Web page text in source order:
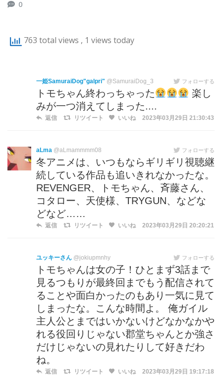
0
763 total views , 1 views today
一姫SamuraiDog"galpri" @SamuraiDog_3 フォローする
トモちゃん終わっちゃった
楽し
みが一つ消えてしまった....
返信 リツイート いいね 2023年03月29日 21:30:43
aLma @aLmammmm08 フォローする
冬アニメは、いつもならギリギリ視聴継
続している作品も追いきれなかったな。
REVENGER、トモちゃん、斉藤さん、
コタロー、天使様、TRYGUN、などな
どなど……
返信 リツイート いいね 2023年03月29日 20:20:21
ユッキーさん @jokiupmnhy フォローする
トモちゃんは女の子！ひとまず3話まで
見るつもりが最終回までもう配信されて
ることや面白かったのもあり一気に見て
しまったな。こんな時間よ。 俺ガイル
主人公とまではいかないけどなかなかや
れる役回りじゃない郡堂ちゃんとか強さ
だけじゃないの見れたりして好きだわ
ね。
返信 リツイート いいね 2023年03月29日 19:17:18